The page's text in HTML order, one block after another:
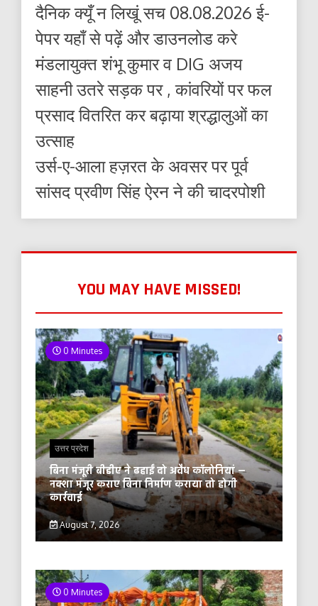
दैनिक क्यूँ न लिखूं सच 08.08.2026 ई-
पेपर यहाँ से पढ़ें और डाउनलोड करे
मंडलायुक्त शंभू कुमार व DIG अजय
साहनी उतरे सड़क पर , कांवरियों पर फल
प्रसाद वितरित कर बढ़ाया श्रद्धालुओं का
उत्साह
उर्स-ए-आला हज़रत के अवसर पर पूर्व
सांसद प्रवीण सिंह ऐरन ने की चादरपोशी
YOU MAY HAVE MISSED!
0 Minutes
उत्तर प्रदेश
बिना मंजूरी बीडीए ने ढहाईं दो अवैध कॉलोनियां —
नक्शा मंजूर कराए बिना निर्माण कराया तो होगी
कार्रवाई
August 7, 2026
0 Minutes